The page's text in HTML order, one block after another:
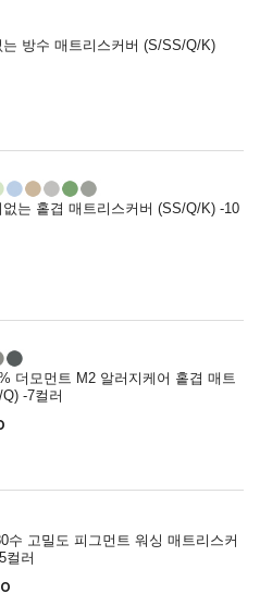
는 방수 매트리스커버 (S/SS/Q/K)
없는 홑겹 매트리스커버 (SS/Q/K) -10
더모먼트 M2 알러지케어 홑겹 매트
-7컬러
수 고밀도 피그먼트 워싱 매트리스커
컬러